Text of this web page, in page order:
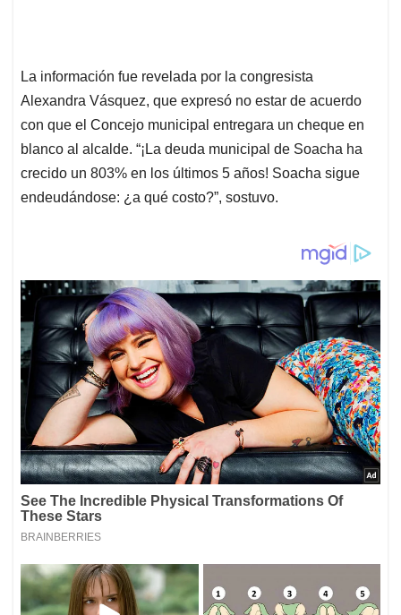
La información fue revelada por la congresista
Alexandra Vásquez, que expresó no estar de acuerdo
con que el Concejo municipal entregara un cheque en
blanco al alcalde. “¡La deuda municipal de Soacha ha
crecido un 803% en los últimos 5 años! Soacha sigue
endeudándose: ¿a qué costo?”, sostuvo.